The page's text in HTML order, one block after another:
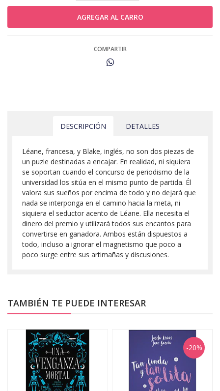
COMPARTIR
DESCRIPCIÓN DETALLES
Léane, francesa, y Blake, inglés, no son dos piezas de
un puzle destinadas a encajar. En realidad, ni siquiera
se soportan cuando el concurso de periodismo de la
universidad los sitúa en el mismo punto de partida. Él
valora sus sueños por encima de todo y no dejará que
nada se interponga en el camino hacia la meta, ni
siquiera el seductor acento de Léane. Ella necesita el
dinero del premio y utilizará todos sus encantos para
convertirse en ganadora. Ambos están dispuestos a
todo, incluso a ignorar el magnetismo que poco a
poco surge entre sus artimañas y discusiones.
TAMBIÉN TE PUEDE INTERESAR
-20%